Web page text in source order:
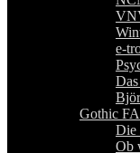
e-
Gothic
Die
Ob